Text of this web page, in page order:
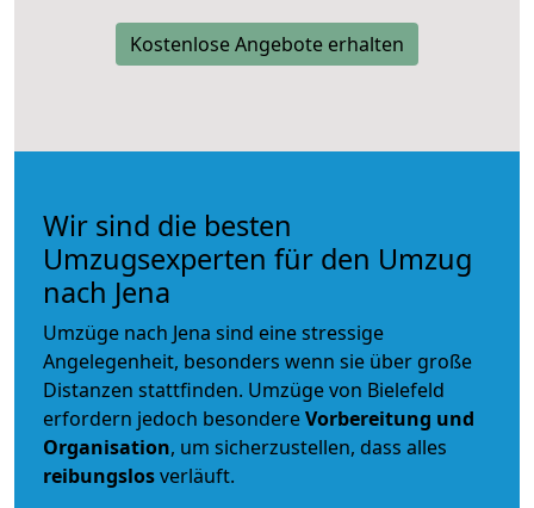
Kostenlose Angebote erhalten
Wir sind die besten
Umzugsexperten für den Umzug
nach Jena
Umzüge nach Jena sind eine stressige
Angelegenheit, besonders wenn sie über große
Distanzen stattfinden. Umzüge von Bielefeld
erfordern jedoch besondereVorbereitung und
Organisation, um sicherzustellen, dass alles
reibungslosverläuft.